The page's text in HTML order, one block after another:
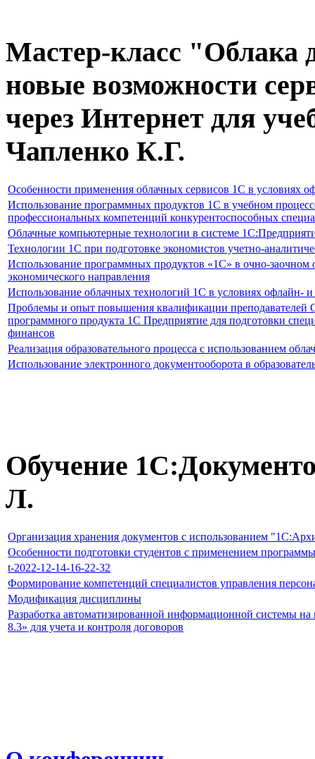
Мастер-класс "Облака
новые возможности
через Интернет для
Чапленко К.Г.
Особенности применения облачных сервисов 1С в условиях
Использование программных продуктов 1С в учебном
профессиональных компетенций конкурентоспособных
Облачные компьютерные технологии в системе
Технологии 1С при подготовке экономистов учетно-
Использование программных продуктов «1С» в очно-заочном
экономического направления
Использование облачных технологий 1С в условиях офлайн-
Проблемы и опыт повышения квалификации преподавателей
программного продукта 1С Предприятие для подготовки
финансов
Реализация образовательного процесса с использованием
Использование электронного документооборота в
Обучение
Л.
Организация хранения документов с использованием
Особенности подготовки студентов с применением
t-2022-12-14-16-22-32
Формирование компетенций специалистов управления
Модификация дисциплины
Разработка автоматизированной информационной системы
8.3» для учета и контроля договоров